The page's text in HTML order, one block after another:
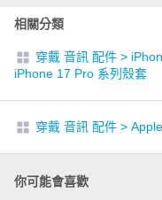
相關分類
穿戴 音訊 配件 >
iPhone 17 Pro 系列殼套
穿戴 音訊 配件 >
你可能會喜歡